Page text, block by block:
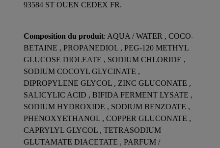
93584 ST OUEN CEDEX FR.
Composition du produit: AQUA / WATER , COCO-
BETAINE , PROPANEDIOL , PEG-120 METHYL
GLUCOSE DIOLEATE , SODIUM CHLORIDE ,
SODIUM COCOYL GLYCINATE ,
DIPROPYLENE GLYCOL , ZINC GLUCONATE ,
SALICYLIC ACID , BIFIDA FERMENT LYSATE ,
SODIUM HYDROXIDE , SODIUM BENZOATE ,
PHENOXYETHANOL , COPPER GLUCONATE ,
CAPRYLYL GLYCOL , TETRASODIUM
GLUTAMATE DIACETATE , PARFUM /